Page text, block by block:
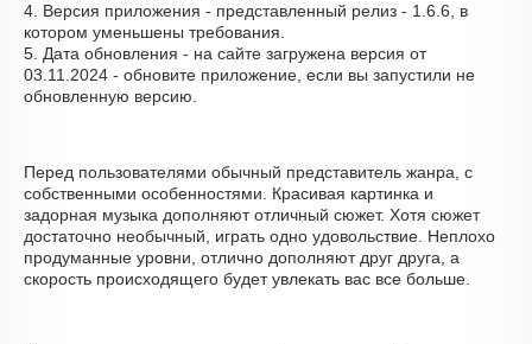
4. Версия приложения - представленный релиз - 1.6.6, в
котором уменьшены требования.
5. Дата обновления - на сайте загружена версия от
03.11.2024 - обновите приложение, если вы запустили не
обновленную версию.
Перед пользователями обычный представитель жанра, с
собственными особенностями. Красивая картинка и
задорная музыка дополняют отличный сюжет. Хотя сюжет
достаточно необычный, играть одно удовольствие. Неплохо
продуманные уровни, отлично дополняют друг друга, а
скорость происходящего будет увлекать вас все больше.